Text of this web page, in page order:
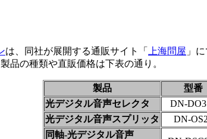
は、同社が展開する通販サイト「 上海問屋 」
品の種類や直販価格は下表の通り。
製品 型番
光デジタル音声セレクタ
DN-
光デジタル音声スプリッタ
DN-
同軸-光デジタル音声